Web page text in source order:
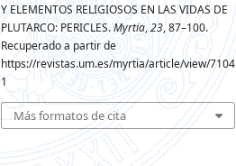
Y ELEMENTOS RELIGIOSOS EN LAS VIDAS DE
PLUTARCO: PERICLES.Myrtia,23, 87–100.
Recuperado a partir de
https://revistas.um.es/myrtia/article/view/7104
1
Más formatos de cita